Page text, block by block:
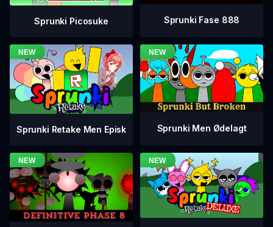
Sprunki Picosuke Sprunki Fase 888
Sprunki Retake Men Episk Sprunki Men Ødelagt